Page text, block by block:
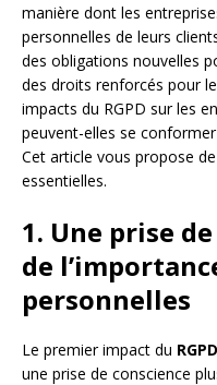
manière dont les
personnelles de leurs
des obligations nouvelles
des droits renforcés pour
impacts du RGPD sur les
peuvent-elles se
Cet article vous propose
essentielles.
1. Une prise
de
personnelles
Le premier impact du RGPD
une prise de conscience